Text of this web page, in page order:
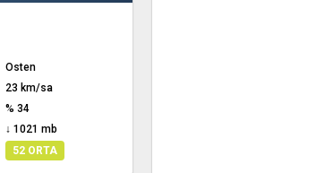
Osten
23 km/sa
% 34
↓ 1021 mb
52 ORTA